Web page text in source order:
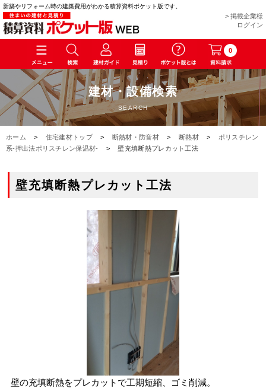
新築やリフォーム時の建築費用がわかる積算資料ポケット版です。
> 掲載企業様
ログイン
0
建材・設備検索
SEARCH
ホーム > 住宅建材トップ > 断熱材・防音材 > 断熱材 >
ポリスチレン
系-押出法ポリスチレン保温材-
> 壁充填断熱プレカット工法
壁充填断熱プレカット工法
壁の充填断熱をプレカットで工期短縮、ゴミ削減。